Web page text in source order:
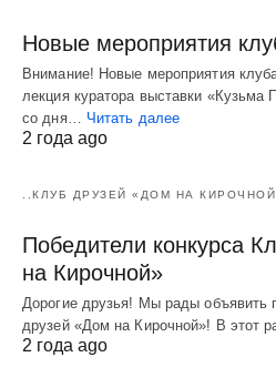
Новые мероприятия
Внимание! Новые мероприятия
лекция куратора выставки
со дня… Читать далее
2 года ago
..КЛУБ ДРУЗЕЙ «ДОМ НА
Победители конкурса
на Кирочной»
Дорогие друзья! Мы рады объявить
друзей «Дом на Кирочной»! В этот
2 года ago